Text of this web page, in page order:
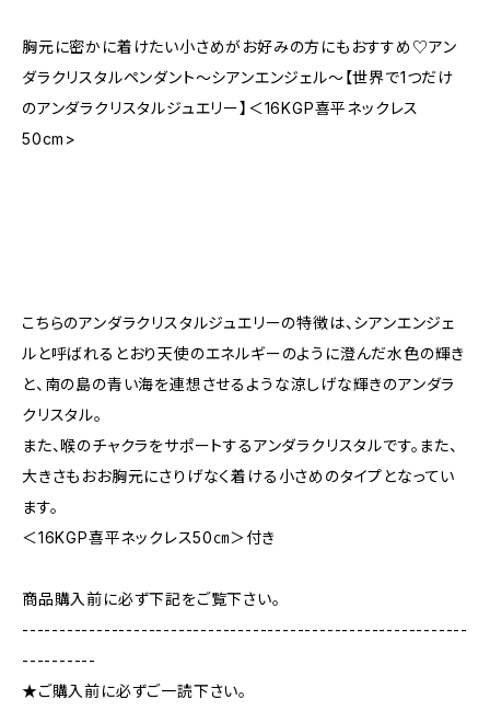
胸元に密かに着けたい小さめがお好みの方にもおすすめ♡アン
ダラクリスタルペンダント～シアンエンジェル～【世界で1つだけ
のアンダラクリスタルジュエリー】＜16KGP喜平ネックレス
50cm>
こちらのアンダラクリスタルジュエリーの特徴は、シアンエンジェ
ルと呼ばれるとおり天使のエネルギーのように澄んだ水色の輝き
と、南の島の青い海を連想させるような涼しげな輝きのアンダラ
クリスタル。
また、喉のチャクラをサポートするアンダラクリスタルです。また、
大きさもおお胸元にさりげなく着ける小さめのタイプとなってい
ます。
＜16KGP喜平ネックレス50㎝＞付き
商品購入前に必ず下記をご覧下さい。
------------------------------------------------------------
----------
★ご購入前に必ずご一読下さい。